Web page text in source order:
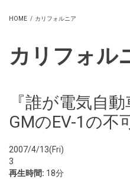
HOME / カリフォルニア
カリフォル
『誰が電気自
GMのEV-1の不
2007/4/13(Fri)
3
再生時間: 18分